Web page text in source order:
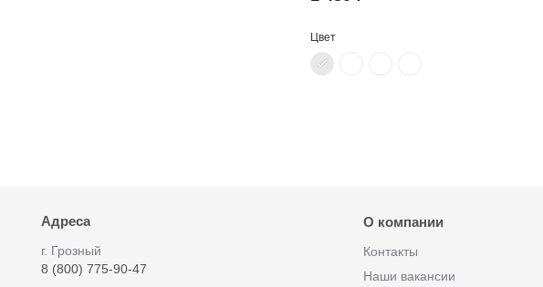
Цвет
Адреса
г. Грозный
8 (800) 775-90-47
О компании
Контакты
Наши вакансии